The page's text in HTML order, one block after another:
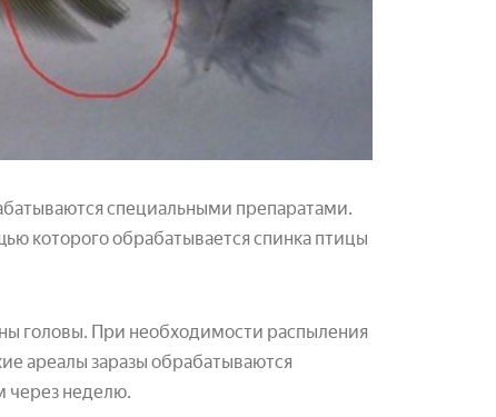
специальными препаратами.
которого обрабатывается спинка птицы
головы. При необходимости распыления
ареалы заразы обрабатываются
через неделю.